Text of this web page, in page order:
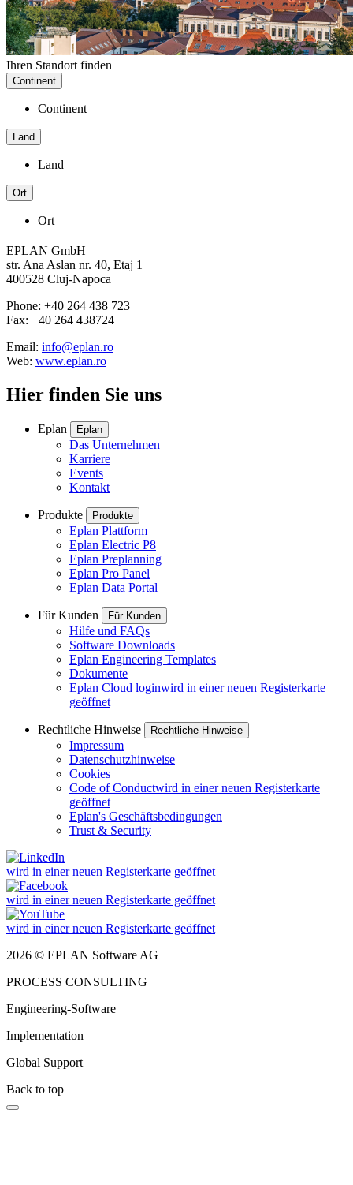
Ihren Standort finden
Continent
Continent
Land
Land
Ort
Ort
EPLAN GmbH
str. Ana Aslan nr. 40, Etaj 1
400528 Cluj-Napoca
Phone: +40 264 438 723
Fax: +40 264 438724
Email: info@eplan.ro
Web: www.eplan.ro
Hier finden Sie uns
Eplan Eplan
Das Unternehmen
Karriere
Events
Kontakt
Produkte Produkte
Eplan Plattform
Eplan Electric P8
Eplan Preplanning
Eplan Pro Panel
Eplan Data Portal
Für Kunden Für Kunden
Hilfe und FAQs
Software Downloads
Eplan Engineering Templates
Dokumente
Eplan Cloud loginwird in einer neuen Registerkarte
geöffnet
Rechtliche Hinweise Rechtliche Hinweise
Impressum
Datenschutzhinweise
Cookies
Code of Conductwird in einer neuen Registerkarte
geöffnet
Eplan's Geschäftsbedingungen
Trust & Security
wird in einer neuen Registerkarte geöffnet
wird in einer neuen Registerkarte geöffnet
wird in einer neuen Registerkarte geöffnet
2026 © EPLAN Software AG
PROCESS CONSULTING
Engineering-Software
Implementation
Global Support
Back to top